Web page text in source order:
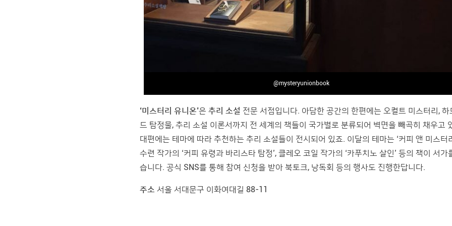
@mysteryunionbook
‘미스터리 유니온’은추리 소설 전문 서점입니다. 아담한 공간의 한편에는 오컬트 미스터리, 하
드 탐정물, 추리 소설 이론서까지 전 세계의 책들이 국가별로 분류되어 벽면을 빼곡히 채우고
대편에는 테마에 따라 추천하는 추리 소설들이 전시되어 있죠. 이달의 테마는 ‘커피 앤 미스터
수련 작가의 ‘커피 유령과 바리스타 탐정’, 클레오 코일 작가의 ‘카푸치노 살인’ 등의 책이 서가
습니다. 공식 SNS를 통해 참여 신청을 받아 북토크, 낭독회 등의 행사도 진행한답니다.
주소 서울 서대문구 이화여대길 88-11